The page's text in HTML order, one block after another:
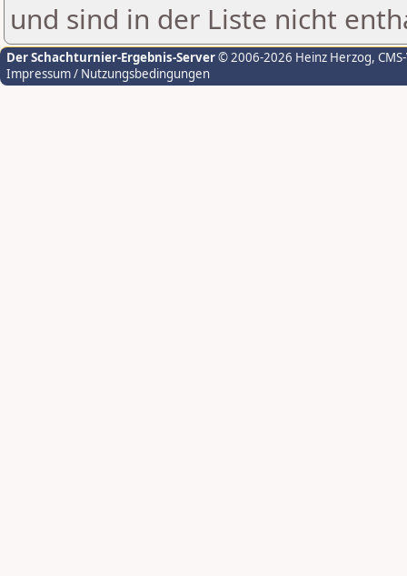
und sind in der Liste nicht
Der Schachturnier-Ergebnis-Server© 2006-2026 Heinz Herzog,
Impressum / Nutzungsbedingungen